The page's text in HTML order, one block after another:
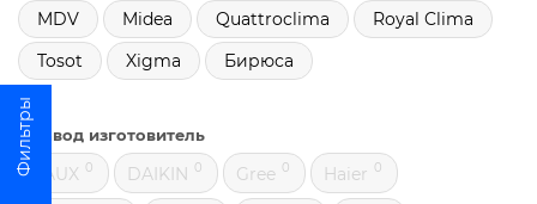
MDV
Midea Quattroclima
Royal Clima
Tosot
Xigma Бирюса
Завод изготовитель
AUX 0 DAIKIN 0 Gree 0 Haier 0